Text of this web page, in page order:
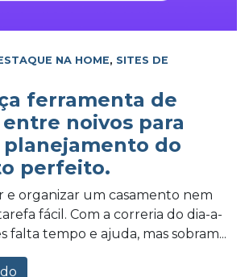
NA HOME, SITES DE
ferramenta de
noivos para
do
perfeito.
e organizar um casamento nem
fácil. Com a correria do dia-a-
falta tempo e ajuda, mas sobram...